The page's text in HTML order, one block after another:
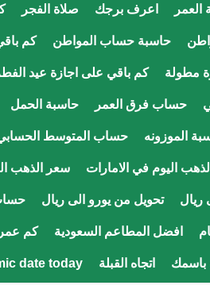
العمر اعرف برجك صلاة الفجر
حاسبة حساب المواطن كم
مطولة كم باقي على اجازة عيد
حساب فرق العمر حاسبة الحمل
الموزونه حساب المتوسط
اليوم في الامارات سعر الذهب
ريال تحويل من يورو الى ريال
افضل المطاعم السعودية كم عمر
باسمك اتجاه القبلة date today